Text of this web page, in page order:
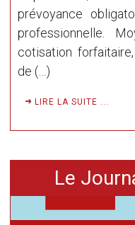
prévoyance
professionnelle.
cotisation
de (…)
LIRE LA SUITE ...
Le